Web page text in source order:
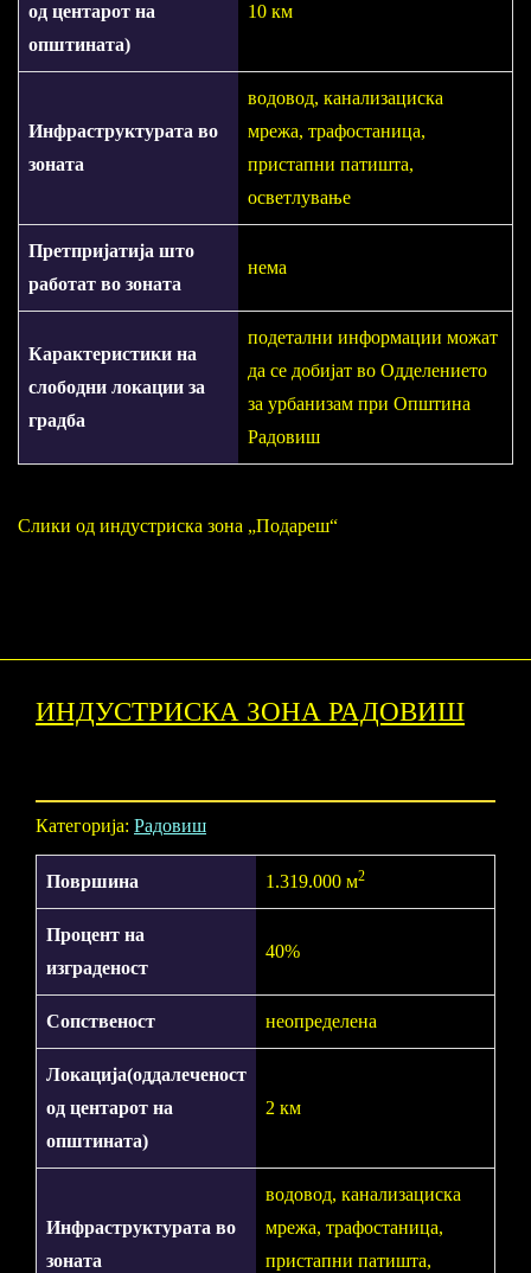
од центарот на
општината)
10 км
Инфраструктурата во
зоната
водовод, канализациска
мрежа, трафостаница,
пристапни патишта,
осветлување
Претпријатија што
работат во зоната
нема
Карактеристики на
слободни локации за
градба
подетални информации можат
да се добијат во Одделението
за урбанизам при Општина
Радовиш
Слики од индустриска зона „Подареш“
ИНДУСТРИСКА ЗОНА РАДОВИШ
Категорија: Радовиш
Површина 1.319.000 м2
Процент на
изграденост
40%
Сопственост неопределена
Локација(оддалеченост
од центарот на
општината)
2 км
Инфраструктурата во
зоната
водовод, канализациска
мрежа, трафостаница,
пристапни патишта,